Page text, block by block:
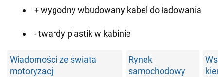
+ wygodny wbudowany kabel do ładowania
- twardy plastik w kabinie
Wiadomości ze świata
motoryzacji
Rynek
samochodowy